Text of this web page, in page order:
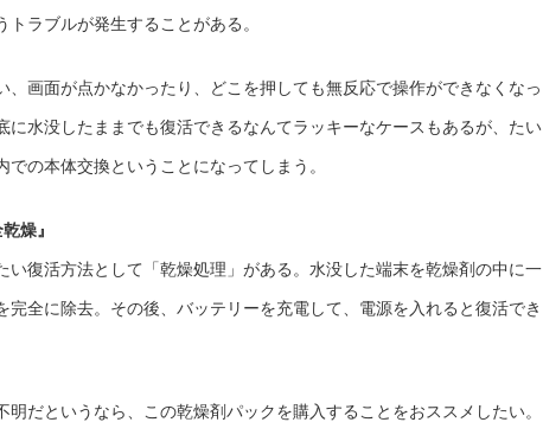
し
て
た
「乾
燥
ラブルが発生することがある。
画面が点かなかったり、どこを押しても無反応で操作ができなくなっ
水没したままでも復活できるなんてラッキーなケースもあるが、たい
の本体交換ということになってしまう。
燥』
い復活方法として「乾燥処理」がある。水没した端末を乾燥剤の中に一
全に除去。その後、バッテリーを充電して、電源を入れると復活でき
だというなら、この乾燥剤パックを購入することをおススメしたい。